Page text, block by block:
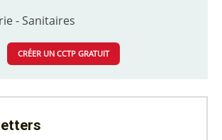
- Sanitaires
CRÉER UN CCTP GRATUIT